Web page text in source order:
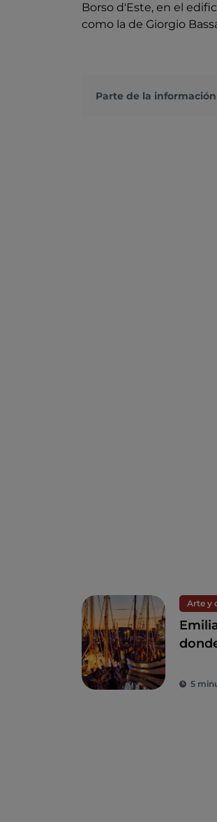
Borso d'Este, en el
como la de Giorgio
Parte de la
Arte y
5